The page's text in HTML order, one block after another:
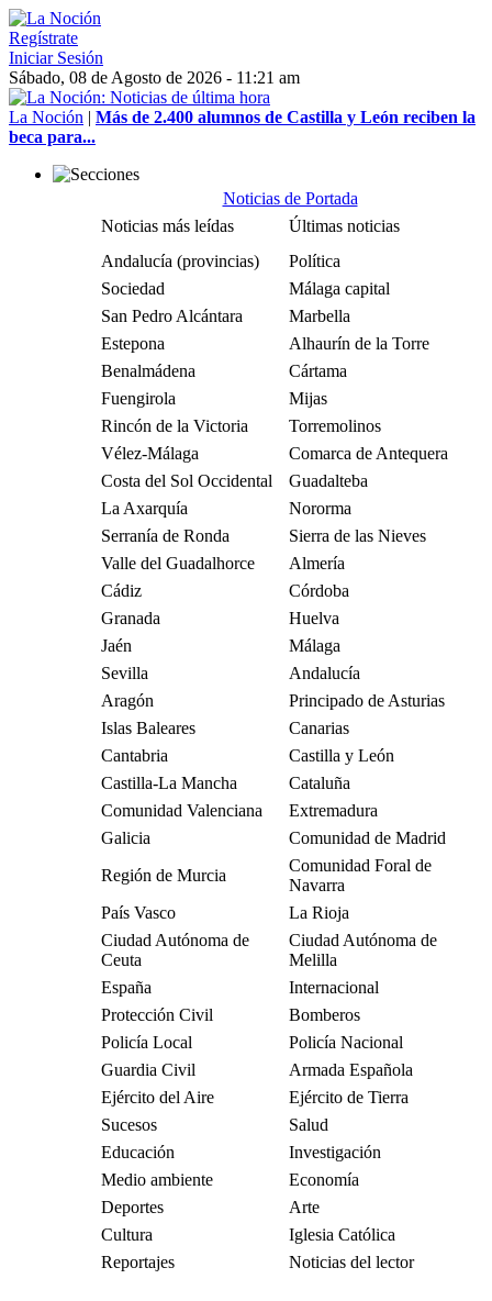
Regístrate
Iniciar Sesión
Sábado, 08 de Agosto de 2026 - 11:21 am
La Noción | Más de 2.400 alumnos de Castilla y León reciben la
beca para...
Noticias de Portada
Noticias más leídas
Últimas noticias
Andalucía (provincias)
Política
Sociedad
Málaga capital
San Pedro Alcántara
Marbella
Estepona
Alhaurín de la Torre
Benalmádena
Cártama
Fuengirola
Mijas
Rincón de la Victoria
Torremolinos
Vélez-Málaga
Comarca de Antequera
Costa del Sol Occidental
Guadalteba
La Axarquía
Nororma
Serranía de Ronda
Sierra de las Nieves
Valle del Guadalhorce
Almería
Cádiz
Córdoba
Granada
Huelva
Jaén
Málaga
Sevilla
Andalucía
Aragón
Principado de Asturias
Islas Baleares
Canarias
Cantabria
Castilla y León
Castilla-La Mancha
Cataluña
Comunidad Valenciana
Extremadura
Galicia
Comunidad de Madrid
Región de Murcia
Comunidad Foral de
Navarra
País Vasco
La Rioja
Ciudad Autónoma de
Ceuta
Ciudad Autónoma de
Melilla
España
Internacional
Protección Civil
Bomberos
Policía Local
Policía Nacional
Guardia Civil
Armada Española
Ejército del Aire
Ejército de Tierra
Sucesos
Salud
Educación
Investigación
Medio ambiente
Economía
Deportes
Arte
Cultura
Iglesia Católica
Reportajes
Noticias del lector